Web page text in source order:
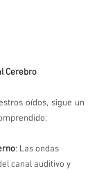
Cerebro
oídos, sigue un
: Las ondas
canal auditivo y